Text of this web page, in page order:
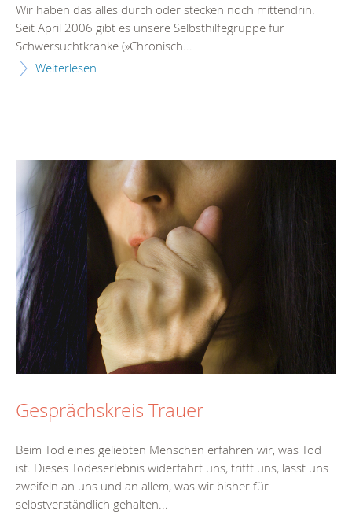
Wir haben das alles durch oder stecken noch mittendrin.
Seit April 2006 gibt es unsere Selbsthilfegruppe für
Schwersuchtkranke (»Chronisch...
Weiterlesen
Gesprächskreis Trauer
Beim Tod eines geliebten Menschen erfahren wir, was Tod
ist. Dieses Todeserlebnis widerfährt uns, trifft uns, lässt uns
zweifeln an uns und an allem, was wir bisher für
selbstverständlich gehalten...